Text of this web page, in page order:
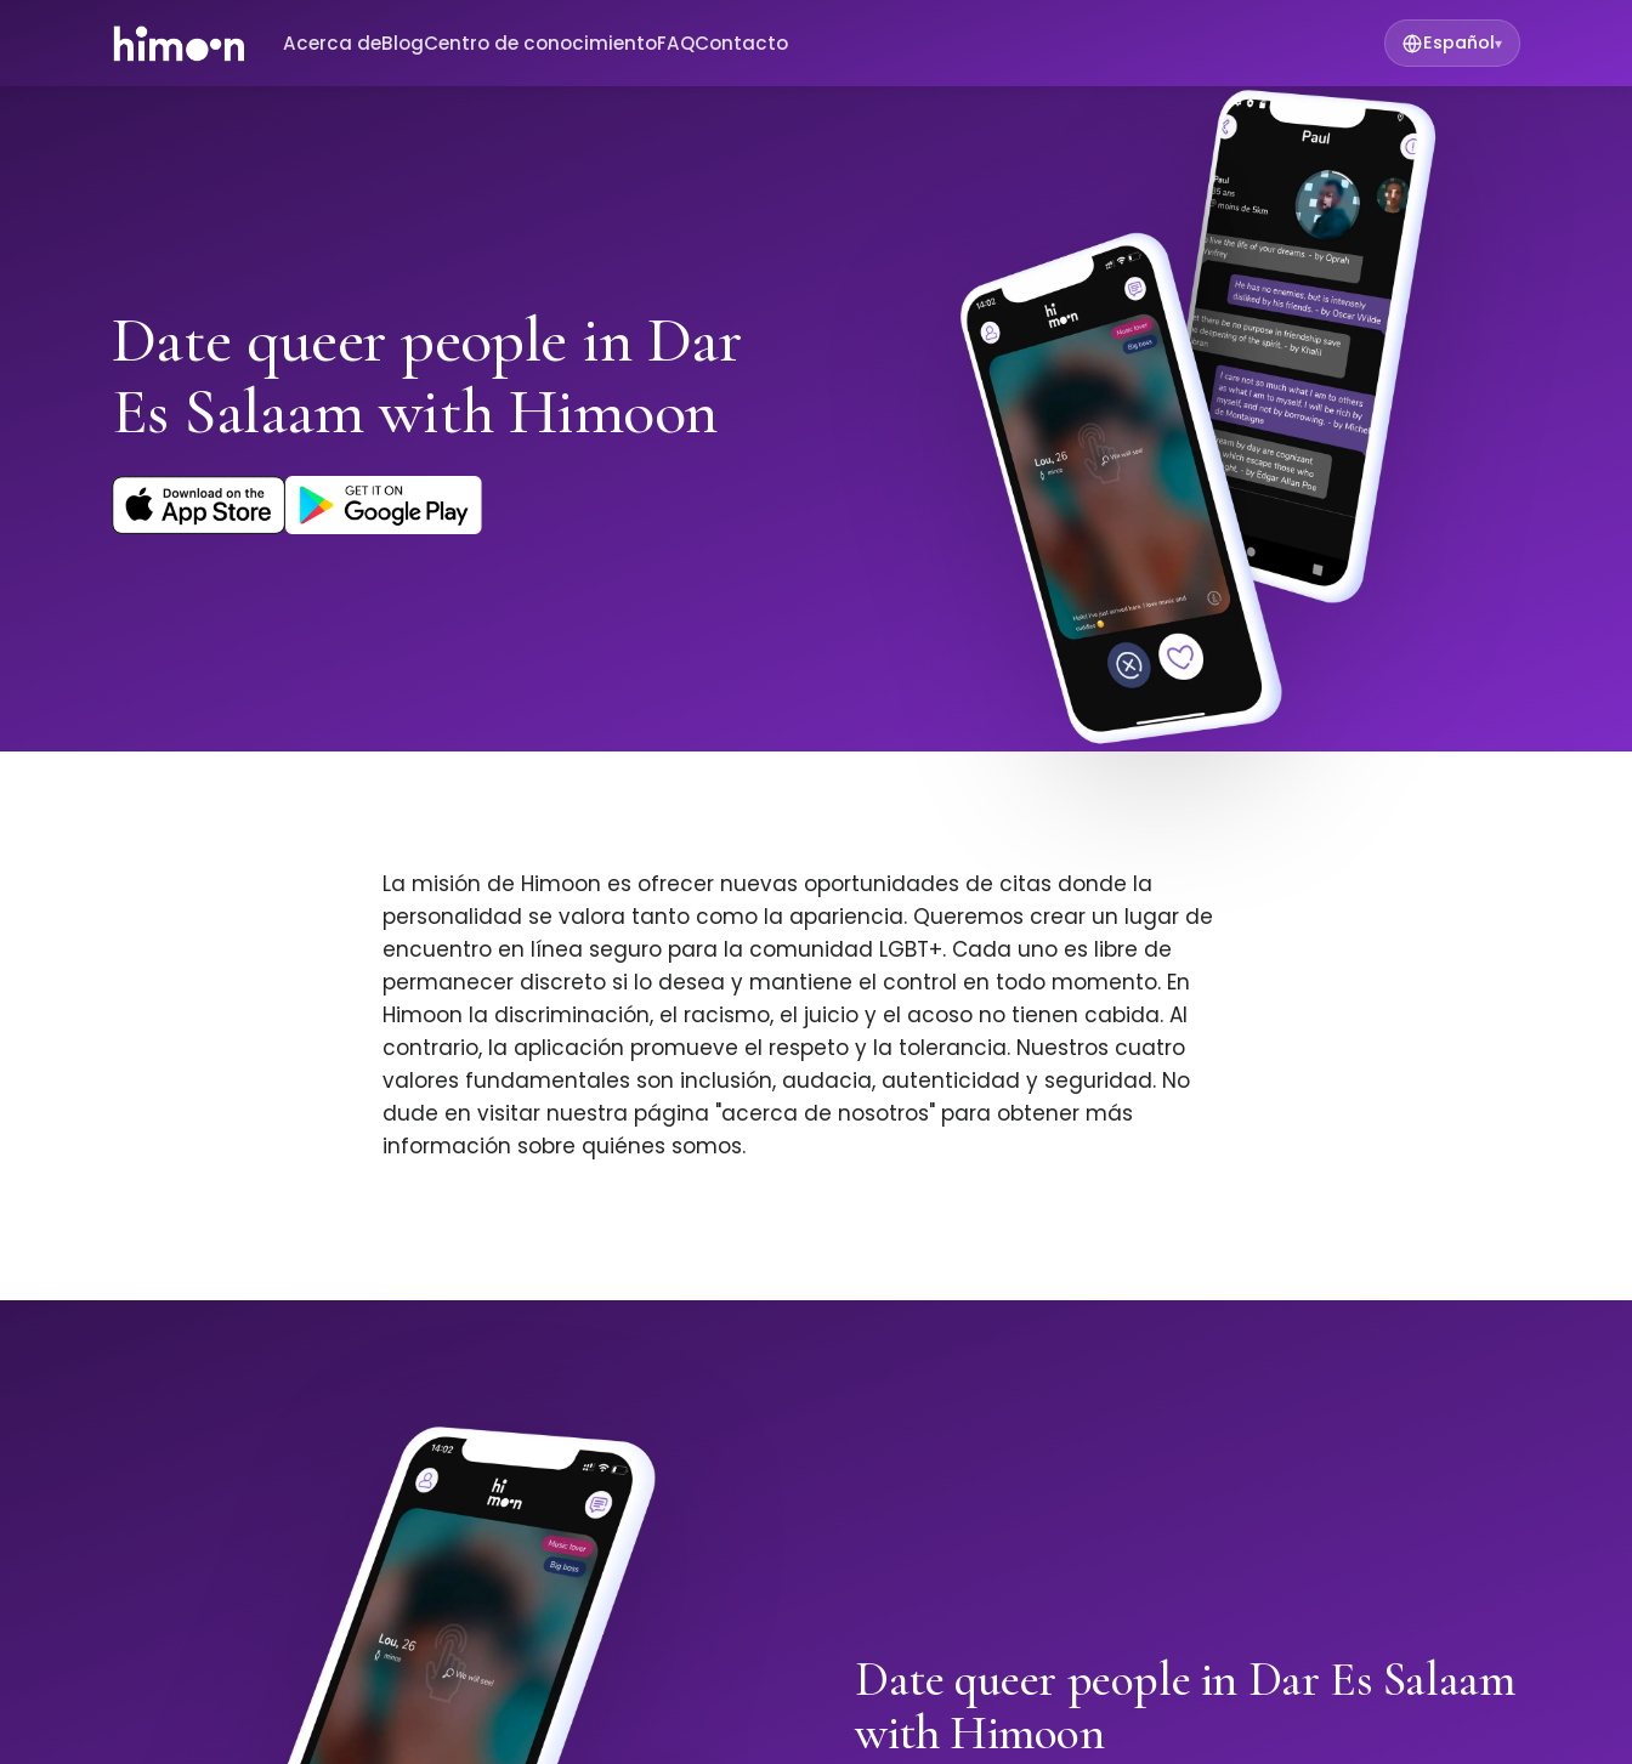
Acerca deBlogCentro de conocimientoFAQContacto Español▾
Date queer people in Dar
Es Salaam with Himoon
La misión de Himoon es ofrecer nuevas oportunidades de citas donde la
personalidad se valora tanto como la apariencia. Queremos crear un lugar de
encuentro en línea seguro para la comunidad LGBT+. Cada uno es libre de
permanecer discreto si lo desea y mantiene el control en todo momento. En
Himoon la discriminación, el racismo, el juicio y el acoso no tienen cabida. Al
contrario, la aplicación promueve el respeto y la tolerancia. Nuestros cuatro
valores fundamentales son inclusión, audacia, autenticidad y seguridad. No
dude en visitar nuestra página "acerca de nosotros" para obtener más
información sobre quiénes somos.
Date queer people in Dar Es Salaam
with Himoon